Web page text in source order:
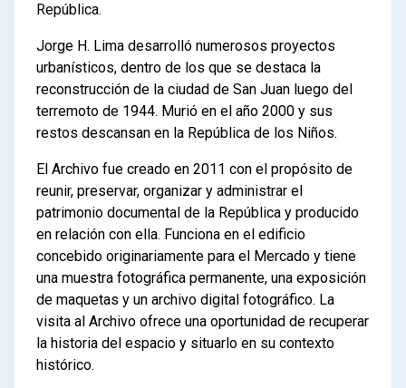
República.
Jorge H. Lima desarrolló numerosos proyectos
urbanísticos, dentro de los que se destaca la
reconstrucción de la ciudad de San Juan luego del
terremoto de 1944. Murió en el año 2000 y sus
restos descansan en la República de los Niños.
El Archivo fue creado en 2011 con el propósito de
reunir, preservar, organizar y administrar el
patrimonio documental de la República y producido
en relación con ella. Funciona en el edificio
concebido originariamente para el Mercado y tiene
una muestra fotográfica permanente, una exposición
de maquetas y un archivo digital fotográfico. La
visita al Archivo ofrece una oportunidad de recuperar
la historia del espacio y situarlo en su contexto
histórico.